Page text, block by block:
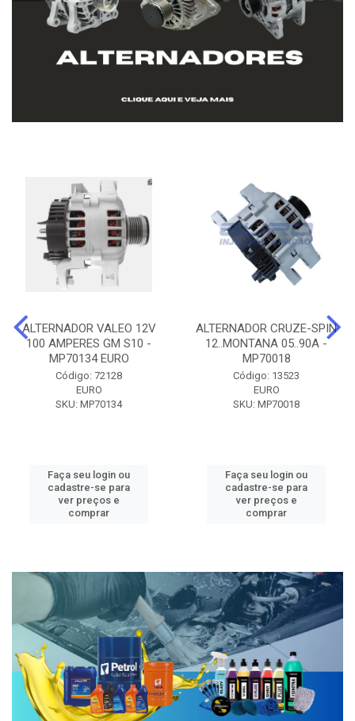
ALTERNADOR VALEO 12V
100 AMPERES GM S10 -
MP70134 EURO
Código: 72128
EURO
SKU: MP70134
Faça seu login ou
cadastre-se para
ver preços e
comprar
ALTERNADOR CRUZE-SPIN
12..MONTANA 05..90A -
MP70018
Código: 13523
EURO
SKU: MP70018
Faça seu login ou
cadastre-se para
ver preços e
comprar